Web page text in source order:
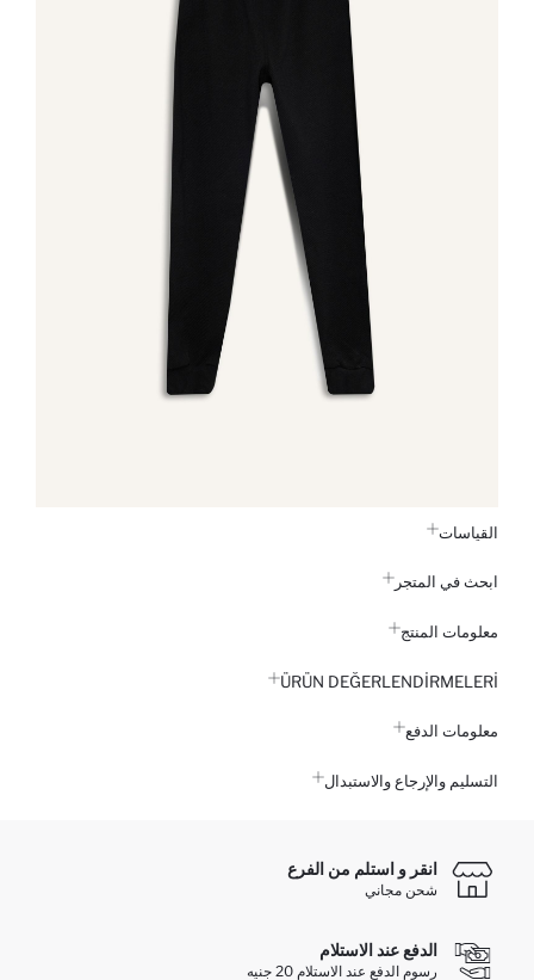
القياسات
ابحث في المتجر
معلومات المنتج
ÜRÜN DEĞERLENDİRMELERİ
معلومات الدفع
التسليم والإرجاع والاستبدال
انقر و استلم من الفرع
شحن مجاني
الدفع عند الاستلام
رسوم الدفع عند الاستلام 20 جنيه